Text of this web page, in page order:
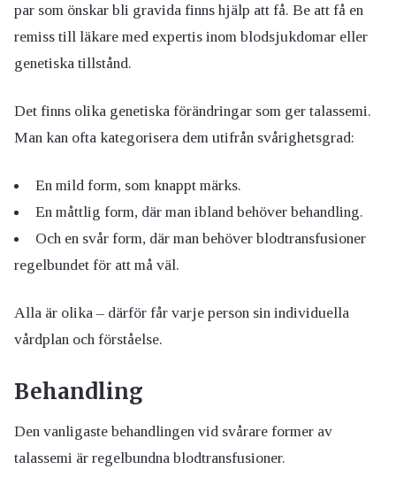
par som önskar bli gravida finns hjälp att få. Be att få en
remiss till läkare med expertis inom blodsjukdomar eller
genetiska tillstånd.
Det finns olika genetiska förändringar som ger talassemi.
Man kan ofta kategorisera dem utifrån svårighetsgrad:
En mild form, som knappt märks.
En måttlig form, där man ibland behöver behandling.
Och en svår form, där man behöver blodtransfusioner
regelbundet för att må väl.
Alla är olika – därför får varje person sin individuella
vårdplan och förståelse.
Behandling
Den vanligaste behandlingen vid svårare former av
talassemi är regelbundna blodtransfusioner.